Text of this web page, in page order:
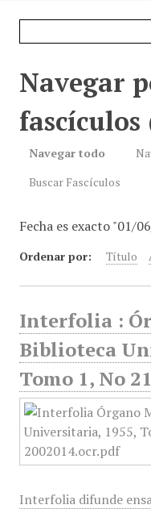
Navegar
Navegar todo
Buscar Fascículos
Fecha es exacto "01/
Ordenar por: Título
Interfolia :
Biblioteca
Tomo 1, No
Interfolia difunde